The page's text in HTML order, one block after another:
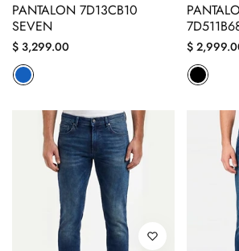
PANTALON 7D13CB10
SEVEN
Precio
regular
$ 3,299.00
PANTALON
Precio
regular
$